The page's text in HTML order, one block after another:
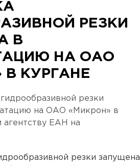
РЕЗКИ
В
НА ОАО
В КУРГАНЕ
резки
на ОАО «Микрон» в
агентству ЕАН на
резки запущена